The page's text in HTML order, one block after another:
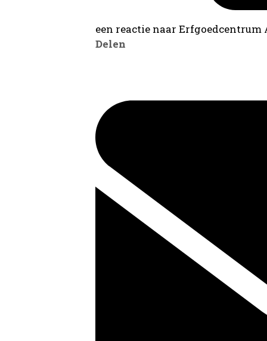
een reactie naar
Delen